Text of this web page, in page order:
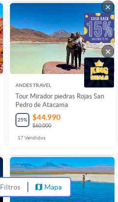
ANDES TRAVEL
Tour Mirador piedras Rojas San
Pedro de Atacama
25% $44.990
$60.000
17Vendidos
Filtros Mapa
×
×